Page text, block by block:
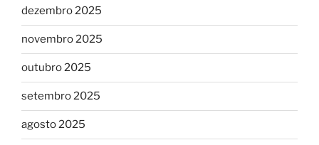
dezembro 2025
novembro 2025
outubro 2025
setembro 2025
agosto 2025